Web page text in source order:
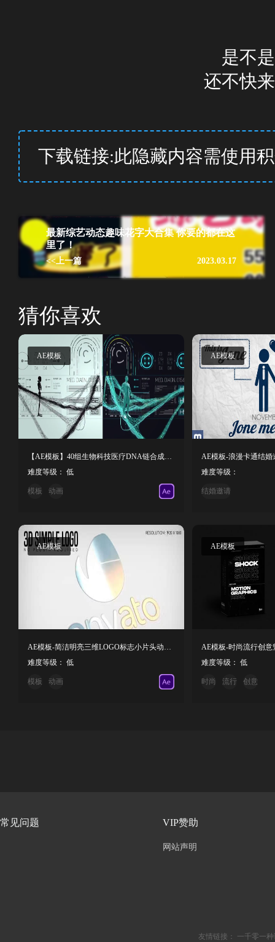
是不
还不快
下载链接:此隐藏内容需使用
最新综艺动态趣味花字大合集 你要的都在这
里了！
2023.03.17
<<上一篇
猜你喜欢
AE模板
【AE模板】40组生物科技医疗DNA链合成动画
难度等级： 低
模板 动画
AE模板
AE模板-浪漫卡通结婚
难度等级：
结婚邀请
AE模板
AE模板-简洁明亮三维LOGO标志小片头动画 3D Simple Logo
难度等级： 低
模板 动画
AE模板
难度等级： 低
时尚 流行 创意
常见问题 VIP赞助
网站声明
友情链接：
一千零一